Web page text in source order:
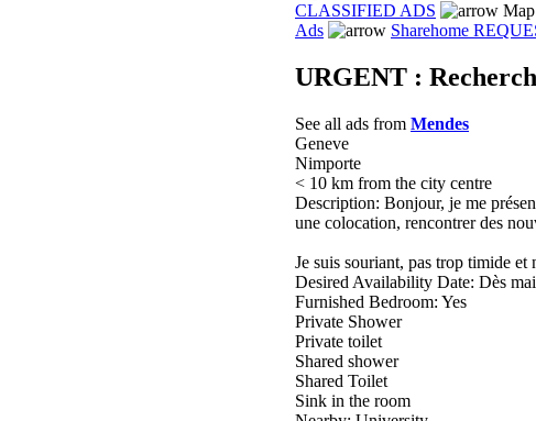
CLASSIFIED ADS
Map
Ads
Sharehome
URGENT :
See all ads from Mendes
Geneve
Nimporte
< 10 km from the city centre
Description: Bonjour, je me
une colocation, rencontrer des
Je suis souriant, pas trop timide
Desired Availability Date: Dès
Furnished Bedroom: Yes
Private Shower
Private toilet
Shared shower
Shared Toilet
Sink in the room